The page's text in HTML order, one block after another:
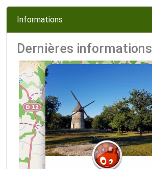
Informations
Dernières informations